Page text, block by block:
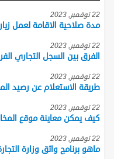
22 نوفمبر, 2023
مدة صلاحية الاقامة لعمل
22 نوفمبر, 2023
الفرق بين السجل التجاري
22 نوفمبر, 2023
طريقة الاستعلام عن رصيد
22 نوفمبر, 2023
كيف يمكن معاينة موقع
22 نوفمبر, 2023
ماهو برنامج واثق وزارة